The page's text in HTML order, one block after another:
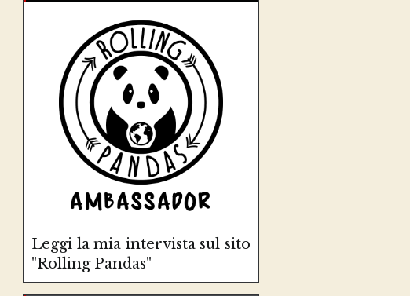
Leggi la mia intervista sul sito
"Rolling Pandas"